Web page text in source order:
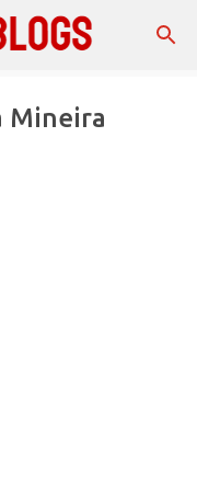
principal
Mineira